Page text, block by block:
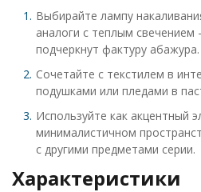
Выбирайте лампу
аналоги с теплым
подчеркнут фактуру абажура.
Сочетайте с текстилем в
подушками или пледами в
Используйте как акцентный
минималистичном
с другими предметами серии.
Характеристики